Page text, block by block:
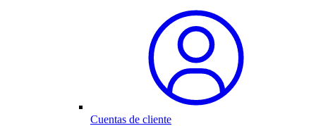
Cuentas de cliente